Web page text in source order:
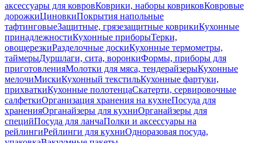
аксессуары для ковровКоврики, наборы ковриковКовровые
дорожкиЦиновкиПокрытия напольные
тафтинговыеЗащитные, грязезащитные коврикиКухонные
принадлежностиКухонные приборыТерки,
овощерезкиРазделочные доскиКухонные термометры,
таймерыДуршлаги, сита, воронкиФормы, приборы для
приготовленияМолотки для мяса, тендерайзерыКухонные
мелочиМискиКухонный текстильКухонные фартуки,
прихваткиКухонные полотенцаСкатерти, сервировочные
салфеткиОрганизация хранения на кухнеПосуда для
храненияОрганайзеры для кухниОрганайзеры для
специйПосуда для ланчаПолки и аксессуары на
рейлингиРейлинги для кухниОдноразовая посуда,